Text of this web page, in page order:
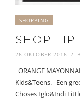
SHOPPING
SHOP TIP
26 OKTOBER 2016
ORANGE
Kids&Teens. Een
Choses Iglo&Indi